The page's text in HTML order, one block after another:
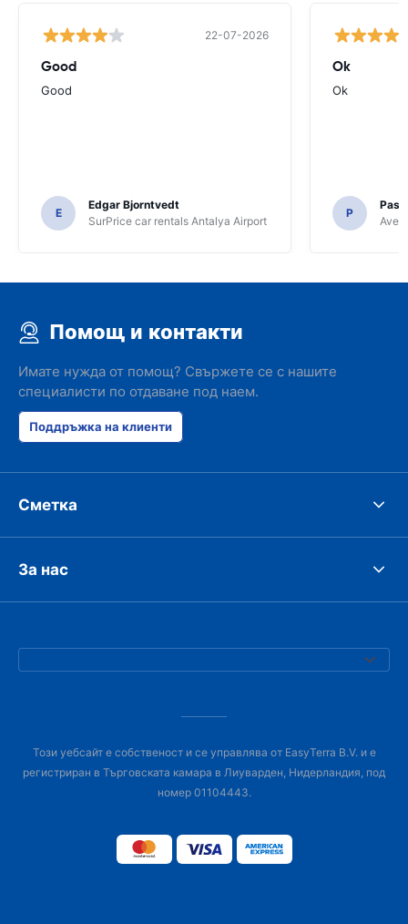
22-07-2026
Good
Good
E
Edgar Bjorntvedt
SurPrice car rentals Antalya Airport
Ok
Ok
P
Avec
Помощ и контакти
Имате нужда от помощ? Свържете се с нашите
специалисти по отдаване под наем.
Поддръжка на клиенти
Сметка
За нас
Този уебсайт е собственост и се управлява от EasyTerra B.V. и е
регистриран в Търговската камара в Лиуварден, Нидерландия, под
номер 01104443.